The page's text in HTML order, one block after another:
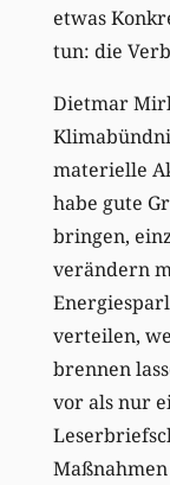
etwas
tun: die
Dietmar
materielle
habe gute
bringen,
verändern
verteilen,
brennen
vor als nur